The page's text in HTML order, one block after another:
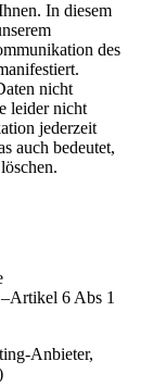
In diesem
des
nicht
leider nicht
jederzeit
auch bedeutet,
6 Abs 1
Anbieter,